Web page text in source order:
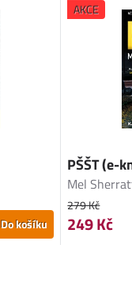
Do košíku
AKCE
PŠŠT (e-
Mel
279 Kč
249 Kč